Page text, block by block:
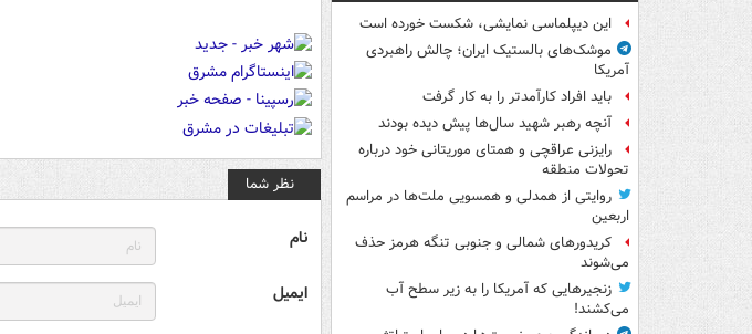
این دیپلماسی نمایشی، شکست خورده است
موشک‌های بالستیک ایران؛ چالش راهبردی
آمریکا
باید افراد کارآمدتر را به کار گرفت
آنچه رهبر شهید سال‌ها پیش دیده بودند
رایزنی عراقچی و همتای موریتانی خود درباره
تحولات منطقه
روایتی از همدلی و همسویی ملت‌ها در مراسم
اربعین
کریدورهای شمالی و جنوبی تنگه هرمز حذف
می‌شوند
زنجیرهایی که آمریکا را به زیر سطح آب
می‌کشند!
نظر شما
نام
ایمیل